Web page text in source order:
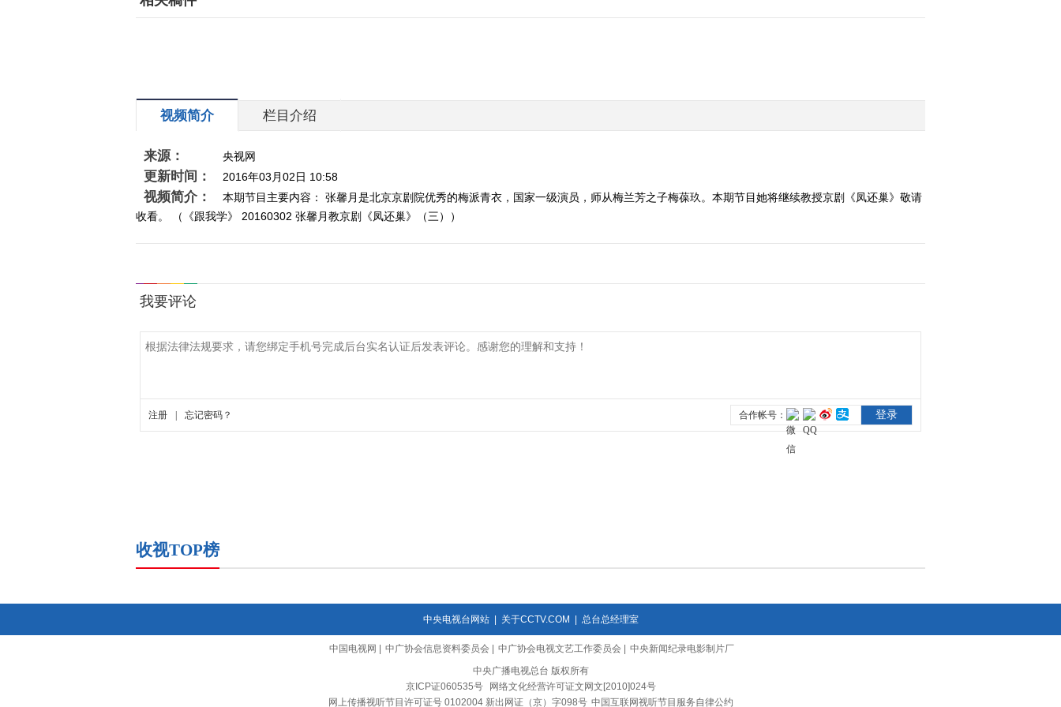
视频简介 栏目介绍
来源： 央视网
更新时间： 2016年03月02日 10:58
视频简介：
本期节目主要内容： 张馨月是北京京剧院优秀的梅派青衣，国家一级演员，师从梅兰芳之子梅葆玖。本期节目她将继续教授京剧《凤还巢》敬请
收看。 （《跟我学》 20160302 张馨月教京剧《凤还巢》（三））
收视TOP榜
中央电视台网站| 关于CCTV.COM 总台总经理室
中国电视网 中广协会信息资料委员会 中广协会电视文艺工作委员会
中央新闻纪录电影制片厂
中央广播电视总台 版权所有
京ICP证060535号
网络文化经营许可证文网文[2010]024号
网上传播视听节目许可证号 0102004 新出网证（京）字098号 中国互联网视听节目服务自律公约